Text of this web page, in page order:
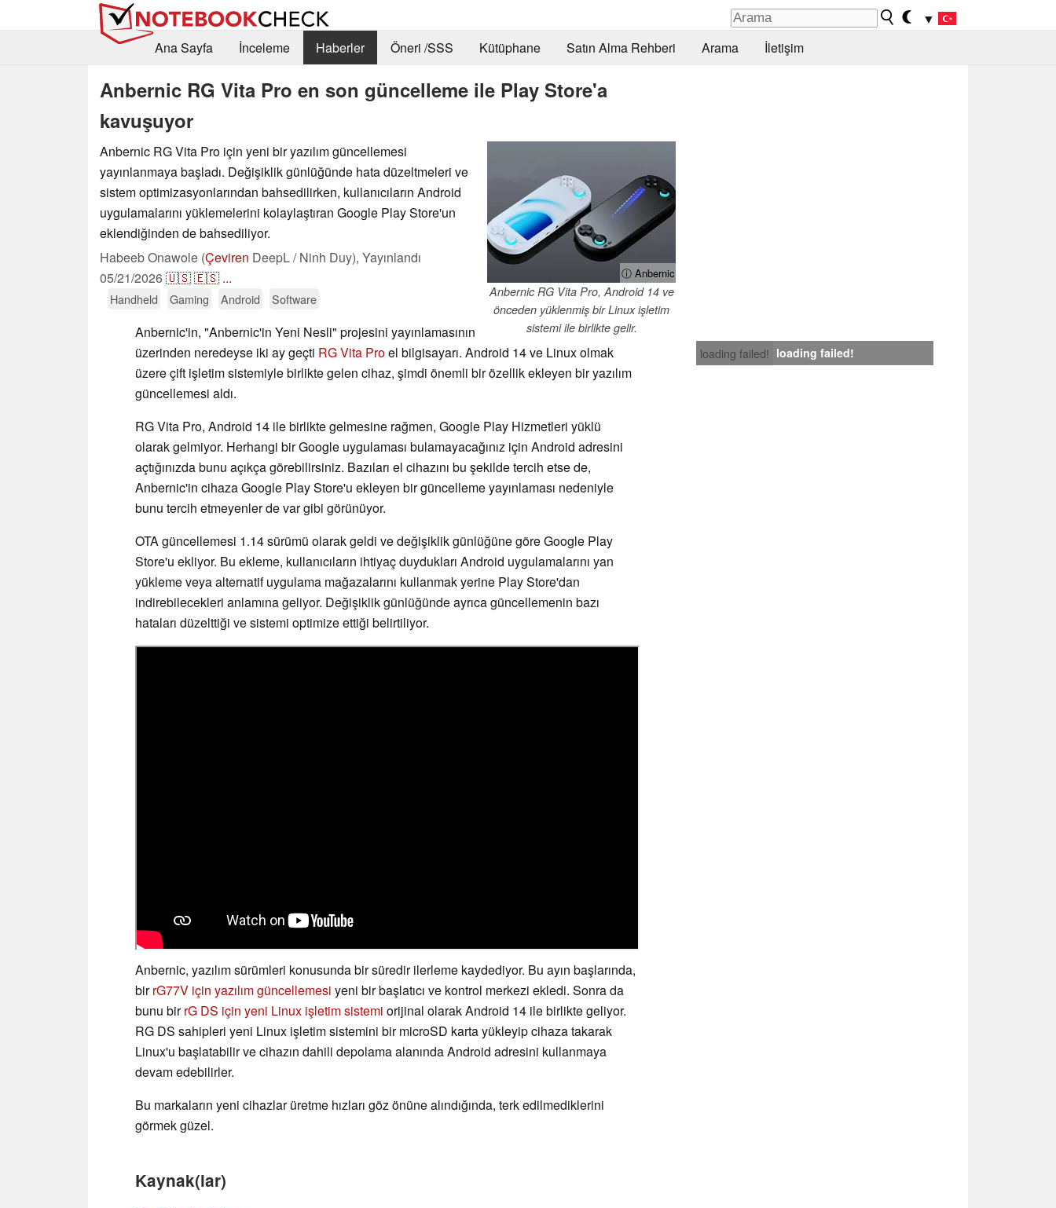
▼
Ana Sayfa
İnceleme Haberler Öneri /SSS Kütüphane Satın Alma Rehberi Arama İletişim
Anbernic RG Vita Pro en son güncelleme ile Play Store'a
kavuşuyor
ⓘ Anbernic
Anbernic RG Vita Pro, Android 14 ve
önceden yüklenmiş bir Linux işletim
sistemi ile birlikte gelir.
Anbernic RG Vita Pro için yeni bir yazılım güncellemesi
yayınlanmaya başladı. Değişiklik günlüğünde hata düzeltmeleri ve
sistem optimizasyonlarından bahsedilirken, kullanıcıların Android
uygulamalarını yüklemelerini kolaylaştıran Google Play Store'un
eklendiğinden de bahsediliyor.
Habeeb Onawole (Çeviren DeepL / Ninh Duy), Yayınlandı
05/21/2026🇺🇸🇪🇸 ...
Handheld Gaming Android Software
loading failed! loading failed!
Anbernic'in, "Anbernic'in Yeni Nesli" projesini yayınlamasının
üzerinden neredeyse iki ay geçti RG Vita Proel bilgisayarı. Android 14 ve Linux olmak
üzere çift işletim sistemiyle birlikte gelen cihaz, şimdi önemli bir özellik ekleyen bir yazılım
güncellemesi aldı.
RG Vita Pro, Android 14 ile birlikte gelmesine rağmen, Google Play Hizmetleri yüklü
olarak gelmiyor. Herhangi bir Google uygulaması bulamayacağınız için Android adresini
açtığınızda bunu açıkça görebilirsiniz. Bazıları el cihazını bu şekilde tercih etse de,
Anbernic'in cihaza Google Play Store'u ekleyen bir güncelleme yayınlaması nedeniyle
bunu tercih etmeyenler de var gibi görünüyor.
OTA güncellemesi 1.14 sürümü olarak geldi ve değişiklik günlüğüne göre Google Play
Store'u ekliyor. Bu ekleme, kullanıcıların ihtiyaç duydukları Android uygulamalarını yan
yükleme veya alternatif uygulama mağazalarını kullanmak yerine Play Store'dan
indirebilecekleri anlamına geliyor. Değişiklik günlüğünde ayrıca güncellemenin bazı
hataları düzelttiği ve sistemi optimize ettiği belirtiliyor.
Anbernic, yazılım sürümleri konusunda bir süredir ilerleme kaydediyor. Bu ayın başlarında,
birrG77V için yazılım güncellemesi yeni bir başlatıcı ve kontrol merkezi ekledi. Sonra da
bunu birrG DS için yeni Linux işletim sistemi orijinal olarak Android 14 ile birlikte geliyor.
RG DS sahipleri yeni Linux işletim sistemini bir microSD karta yükleyip cihaza takarak
Linux'u başlatabilir ve cihazın dahili depolama alanında Android adresini kullanmaya
devam edebilirler.
Bu markaların yeni cihazlar üretme hızları göz önüne alındığında, terk edilmediklerini
görmek güzel.
Kaynak(lar)